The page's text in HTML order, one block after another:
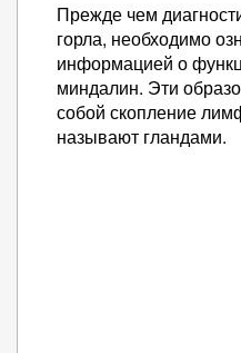
Прежде чем
горла, необходимо
информацией о
миндалин. Эти
собой скопление
называют гландами.